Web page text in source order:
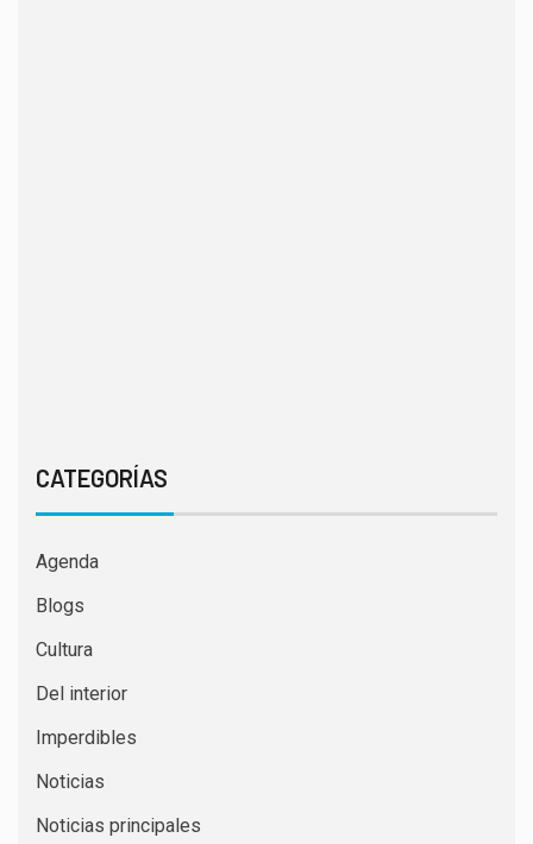
CATEGORÍAS
Agenda
Blogs
Cultura
Del interior
Imperdibles
Noticias
Noticias principales